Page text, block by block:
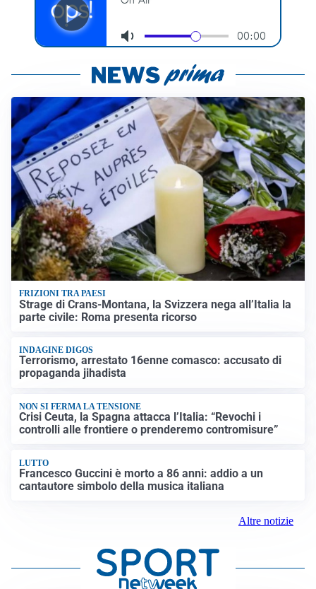
FRIZIONI TRA PAESI
Strage di Crans-Montana, la Svizzera nega all’Italia la
parte civile: Roma presenta ricorso
INDAGINE DIGOS
Terrorismo, arrestato 16enne comasco: accusato di
propaganda jihadista
NON SI FERMA LA TENSIONE
Crisi Ceuta, la Spagna attacca l’Italia: “Revochi i
controlli alle frontiere o prenderemo contromisure”
LUTTO
Francesco Guccini è morto a 86 anni: addio a un
cantautore simbolo della musica italiana
Altre notizie